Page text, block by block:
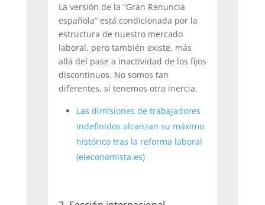
La versión de la “Gran Renuncia
española” está condicionada por la
estructura de nuestro mercado
laboral, pero también existe, más
allá del pase a inactividad de los fijos
discontinuos. No somos tan
diferentes, sí tenemos otra inercia.
Las dimisiones de trabajadores
indefinidos alcanzan su máximo
histórico tras la reforma laboral
(eleconomista.es)